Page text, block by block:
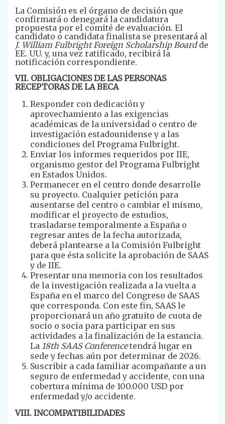
La Comisión es el órgano de decisión que
confirmará o denegará la candidatura
propuesta por el comité de evaluación. El
candidato o candidata finalista se presentará al
J. William Fulbright Foreign Scholarship Boardde
EE. UU. y, una vez ratificado, recibirá la
notificación correspondiente.
VII. OBLIGACIONES DE LAS PERSONAS
RECEPTORAS DE LA BECA
Responder con dedicación y
aprovechamiento a las exigencias
académicas de la universidad o centro de
investigación estadounidense y a las
condiciones del Programa Fulbright.
Enviar los informes requeridos por IIE,
organismo gestor del Programa Fulbright
en Estados Unidos.
Permanecer en el centro donde desarrolle
su proyecto. Cualquier petición para
ausentarse del centro o cambiar el mismo,
modificar el proyecto de estudios,
trasladarse temporalmente a España o
regresar antes de la fecha autorizada,
deberá plantearse a la Comisión Fulbright
para que ésta solicite la aprobación de SAAS
y de IIE.
Presentar una memoria con los resultados
de la investigación realizada a la vuelta a
España en el marco del Congreso de SAAS
que corresponda. Con este fin, SAAS le
proporcionará un año gratuito de cuota de
socio o socia para participar en sus
actividades a la finalización de la estancia.
La 18th SAAS Conferencetendrá lugar en
sede y fechas aún por determinar de 2026.
Suscribir a cada familiar acompañante a un
seguro de enfermedad y accidente, con una
cobertura mínima de 100.000 USD por
enfermedad y/o accidente.
VIII. INCOMPATIBILIDADES